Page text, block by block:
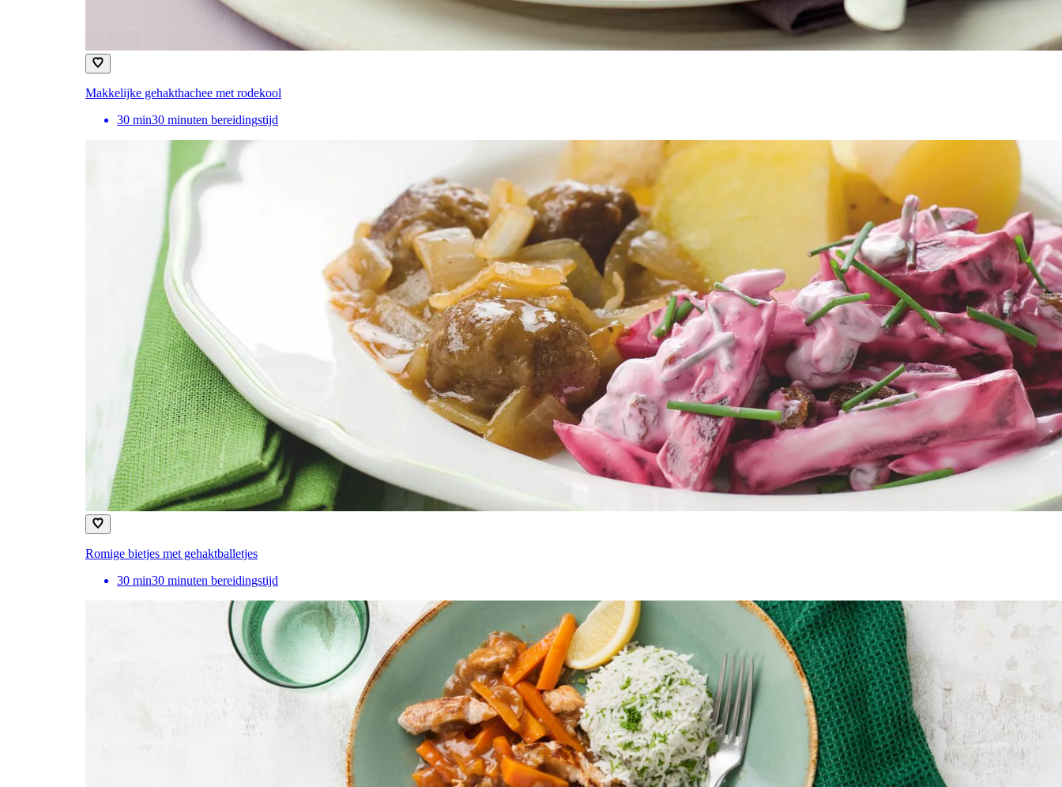
Makkelijke gehakthachee met rodekool
30 min30 minuten bereidingstijd
Romige bietjes met gehaktballetjes
30 min30 minuten bereidingstijd